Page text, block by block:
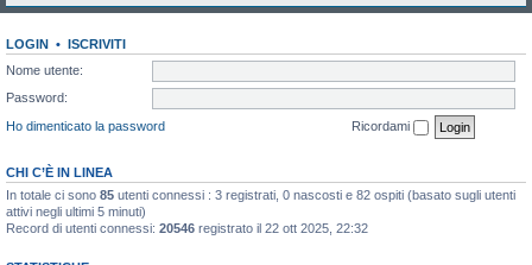
LOGIN • ISCRIVITI
Nome utente:
Password:
Ho dimenticato la password
Ricordami
CHI C’È IN LINEA
In totale ci sono 85 utenti connessi : 3 registrati, 0 nascosti e 82 ospiti (basato sugli utenti
attivi negli ultimi 5 minuti)
Record di utenti connessi: 20546 registrato il 22 ott 2025, 22:32